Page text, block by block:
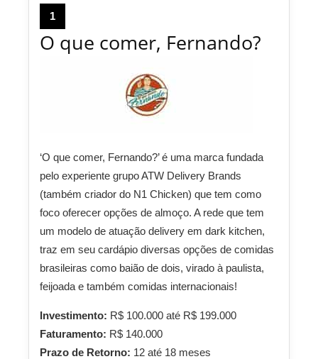
1
O que comer, Fernando?
‘O que comer, Fernando?’ é uma marca fundada
pelo experiente grupo ATW Delivery Brands
(também criador do N1 Chicken) que tem como
foco oferecer opções de almoço. A rede que tem
um modelo de atuação delivery em dark kitchen,
traz em seu cardápio diversas opções de comidas
brasileiras como baião de dois, virado à paulista,
feijoada e também comidas internacionais!
Investimento: R$ 100.000 até R$ 199.000
Faturamento: R$ 140.000
Prazo de Retorno: 12 até 18 meses